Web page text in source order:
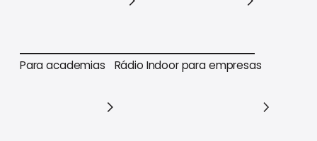
Para varejo em geral Para supermercados
Para academias Rádio Indoor para empresas